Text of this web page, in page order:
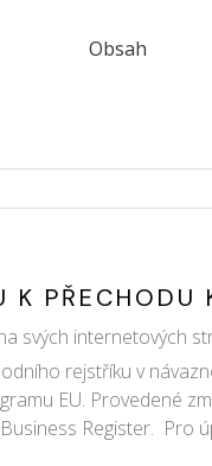
Obsah
K
svých internetových
rejstříku v
EU. Provedené
Register. Pro